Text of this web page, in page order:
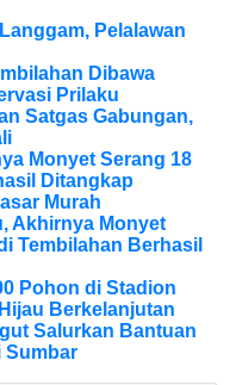
Pelalawan
Dibawa
Prilaku
Satgas Gabungan,
Monyet Serang 18
Ditangkap
Murah
Akhirnya Monyet
Tembilahan Berhasil
Pohon di Stadion
Berkelanjutan
Salurkan Bantuan
Sumbar